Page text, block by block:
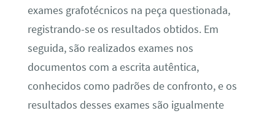
exames grafotécnicos na peça questionada,
registrando-se os resultados obtidos. Em
seguida, são realizados exames nos
documentos com a escrita autêntica,
conhecidos como padrões de confronto, e os
resultados desses exames são igualmente